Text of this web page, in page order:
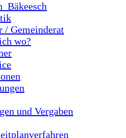
/ Gemeinderat
wo?
und Vergaben